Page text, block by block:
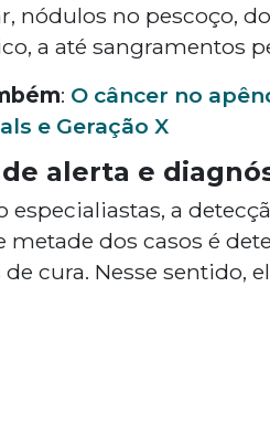
nódulos no pescoço,
a até sangramentos
: O câncer no
e Geração X
de alerta e
especialiastas, a
metade dos casos é
cura. Nesse sentido,